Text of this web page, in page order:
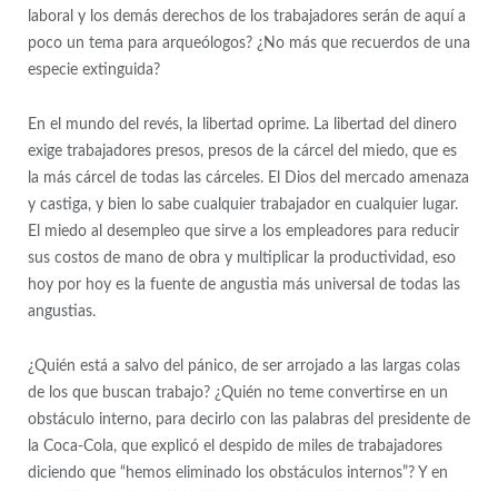
laboral y los demás derechos de los trabajadores serán de aquí a
poco un tema para arqueólogos? ¿No más que recuerdos de una
especie extinguida?
En el mundo del revés, la libertad oprime. La libertad del dinero
exige trabajadores presos, presos de la cárcel del miedo, que es
la más cárcel de todas las cárceles. El Dios del mercado amenaza
y castiga, y bien lo sabe cualquier trabajador en cualquier lugar.
El miedo al desempleo que sirve a los empleadores para reducir
sus costos de mano de obra y multiplicar la productividad, eso
hoy por hoy es la fuente de angustia más universal de todas las
angustias.
¿Quién está a salvo del pánico, de ser arrojado a las largas colas
de los que buscan trabajo? ¿Quién no teme convertirse en un
obstáculo interno, para decirlo con las palabras del presidente de
la Coca-Cola, que explicó el despido de miles de trabajadores
diciendo que “hemos eliminado los obstáculos internos”? Y en